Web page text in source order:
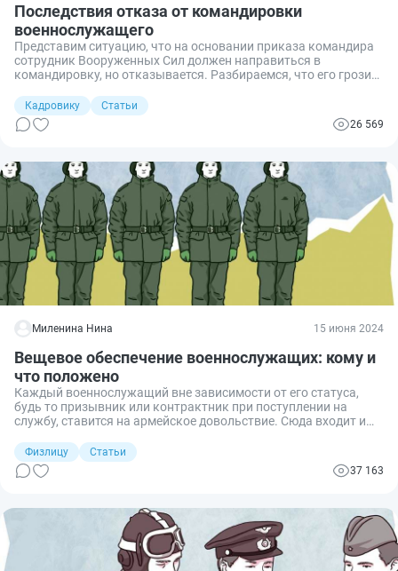
Последствия отказа от командировки
военнослужащего
Представим ситуацию, что на основании приказа командира
сотрудник Вооруженных Сил должен направиться в
командировку, но отказывается. Разбираемся, что его грозит
командировки военнослужащего признается законным и
правомерным.
Кадровику
Статьи
26 569
Миленина Нина 15 июня 2024
Вещевое обеспечение военнослужащих: кому и
что положено
Каждый военнослужащий вне зависимости от его статуса,
будь то призывник или контрактник при поступлении на
службу, ставится на армейское довольствие. Сюда входит и
себя все необходимое на время службы. Чтобы наши военные
получили всё, что положено, разработаны специальный
порядок выдачи и нормы снабжения, о которых и пойдет
Физлицу
Статьи
37 163